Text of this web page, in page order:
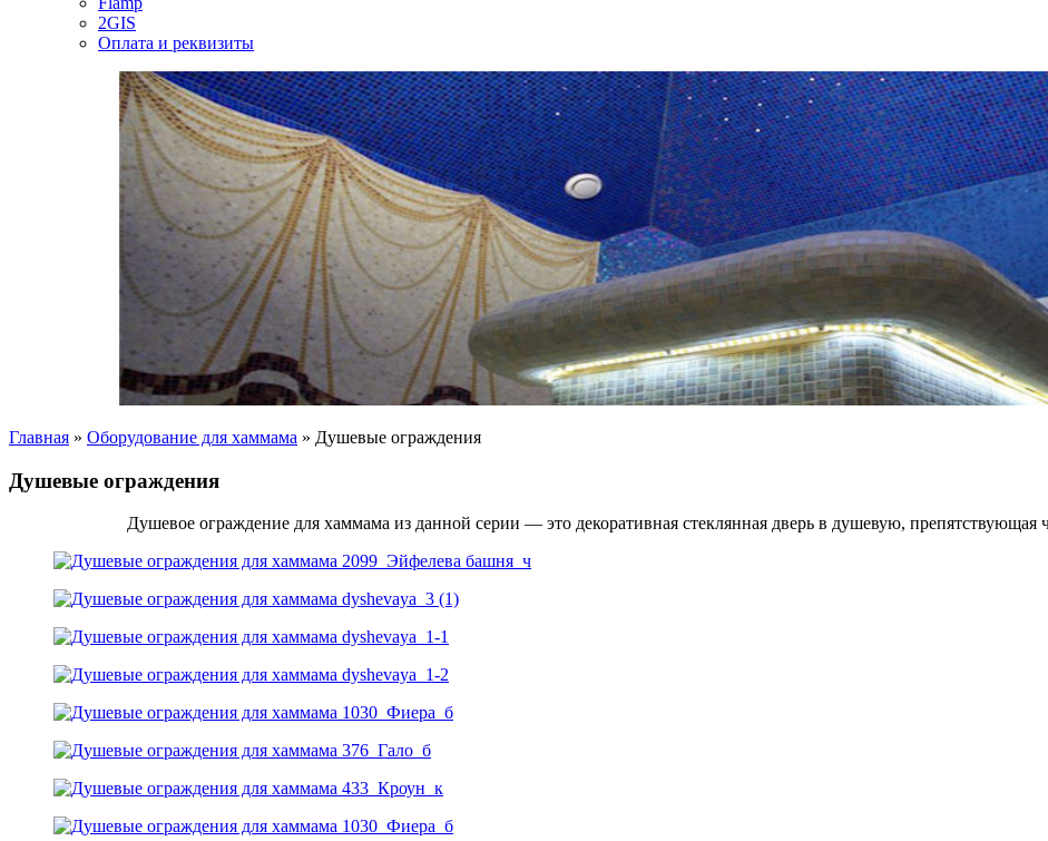
2GIS
Оплата и реквизиты
Главная » Оборудование для хаммама » Душевые ограждения
Душевые ограждения
Душевое ограждение для хаммама из данной серии — это декоративная стеклянная дверь в душевую,